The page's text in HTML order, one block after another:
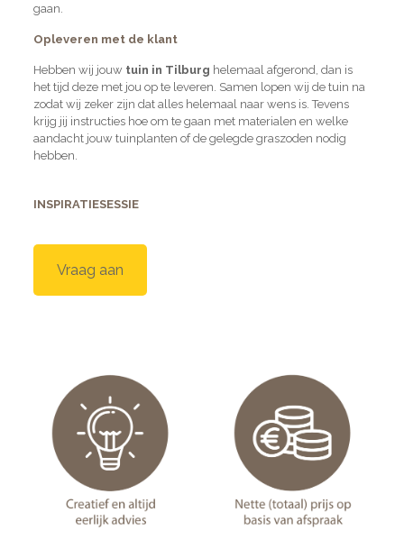
gaan.
Opleveren met de klant
Hebben wij jouw tuin in Tilburg helemaal afgerond, dan is
het tijd deze met jou op te leveren. Samen lopen wij de tuin na
zodat wij zeker zijn dat alles helemaal naar wens is. Tevens
krijg jij instructies hoe om te gaan met materialen en welke
aandacht jouw tuinplanten of de gelegde graszoden nodig
hebben.
INSPIRATIESESSIE
Vraag aan